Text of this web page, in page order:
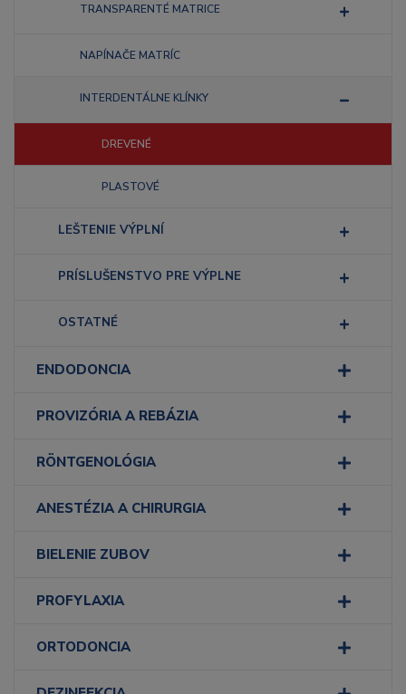
TRANSPARENTÉ MATRICE
NAPÍNAČE MATRÍC
INTERDENTÁLNE KLÍNKY
DREVENÉ
PLASTOVÉ
LEŠTENIE VÝPLNÍ
PRÍSLUŠENSTVO PRE VÝPLNE
OSTATNÉ
ENDODONCIA
PROVIZÓRIA A REBÁZIA
RÖNTGENOLÓGIA
ANESTÉZIA A CHIRURGIA
BIELENIE ZUBOV
PROFYLAXIA
ORTODONCIA